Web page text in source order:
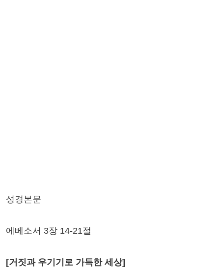
성경본문
에베소서 3장 14-21절
[거짓과 우기기로 가득한 세상]